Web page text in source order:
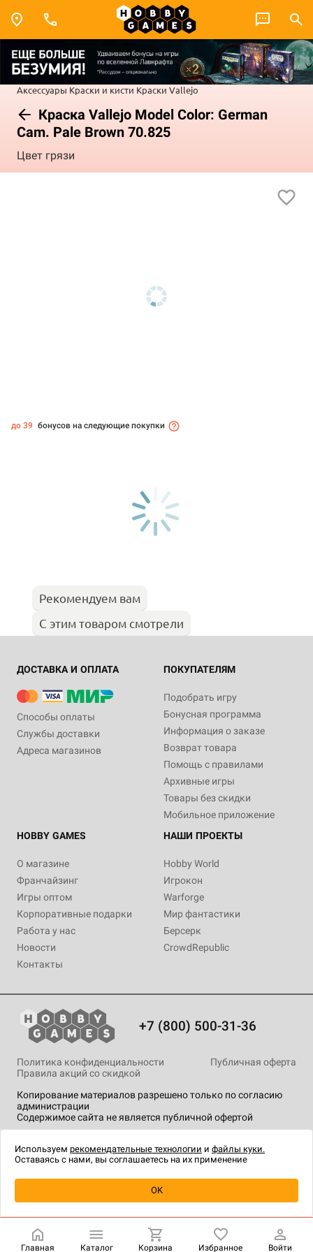
Аксессуары Краски и кисти Краски Vallejo
Краска Vallejo Model Color: German
Cam. Pale Brown 70.825
Цвет грязи
Купить
до 39 бонусов на следующие покупки
Рекомендуем вам
С этим товаром смотрели
ДОСТАВКА И ОПЛАТА
Способы оплаты
Службы доставки
Адреса магазинов
ПОКУПАТЕЛЯМ
Подобрать игру
Бонусная программа
Информация о заказе
Возврат товара
Помощь с правилами
Архивные игры
Товары без скидки
Мобильное приложение
HOBBY GAMES
О магазине
Франчайзинг
Игры оптом
Корпоративные подарки
Работа у нас
Новости
Контакты
НАШИ ПРОЕКТЫ
Hobby World
Игрокон
Warforge
Мир фантастики
Берсерк
CrowdRepublic
+7 (800) 500-31-36
Копирование материалов разрешено только по согласию
администрации
Содержимое сайта не является публичной офертой
Политика конфиденциальности
Публичная оферта
Правила акций со скидкой
технологии.
Главная Каталог Корзина Избранное Войти
Используем рекомендательные технологии и файлы куки.
Оставаясь с нами, вы соглашаетесь на их применение
OK